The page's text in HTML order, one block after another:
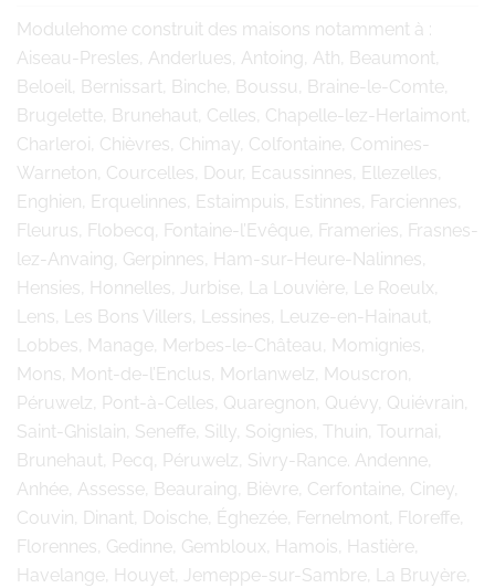
Modulehome construit des maisons notamment à :
Aiseau-Presles, Anderlues, Antoing, Ath, Beaumont,
Beloeil, Bernissart, Binche, Boussu, Braine-le-Comte,
Brugelette, Brunehaut, Celles, Chapelle-lez-Herlaimont,
Charleroi, Chièvres, Chimay, Colfontaine, Comines-
Warneton, Courcelles, Dour, Ecaussinnes, Ellezelles,
Enghien, Erquelinnes, Estaimpuis, Estinnes, Farciennes,
Fleurus, Flobecq, Fontaine-l’Evêque, Frameries, Frasnes-
lez-Anvaing, Gerpinnes, Ham-sur-Heure-Nalinnes,
Hensies, Honnelles, Jurbise, La Louvière, Le Roeulx,
Lens, Les Bons Villers, Lessines, Leuze-en-Hainaut,
Lobbes, Manage, Merbes-le-Château, Momignies,
Mons, Mont-de-l’Enclus, Morlanwelz, Mouscron,
Péruwelz, Pont-à-Celles, Quaregnon, Quévy, Quiévrain,
Saint-Ghislain, Seneffe, Silly, Soignies, Thuin, Tournai,
Brunehaut, Pecq, Péruwelz, Sivry-Rance. Andenne,
Anhée, Assesse, Beauraing, Bièvre, Cerfontaine, Ciney,
Couvin, Dinant, Doische, Éghezée, Fernelmont, Floreffe,
Florennes, Gedinne, Gembloux, Hamois, Hastière,
Havelange, Houyet, Jemeppe-sur-Sambre, La Bruyère,